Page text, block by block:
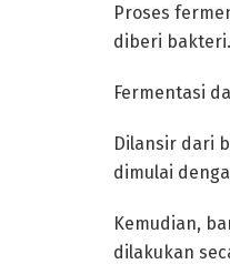
‎Proses
diberi bakteri.
Fermentasi
‎Dilansir dari
dimulai
Kemudian,
dilakukan